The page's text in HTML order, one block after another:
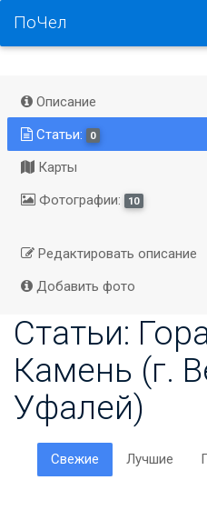
ПоЧел
Описание
Статьи:
0
Карты
Фотографии:
10
Редактировать описание
Добавить фото
Статьи:
Камень (г.
Уфалей)
Свежие Лучшие